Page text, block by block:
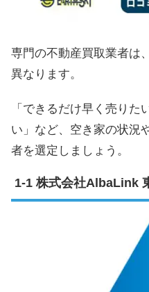
専門の不動産買取業者は
異なります。
「できるだけ早く売りた
い」など、空き家の状況
者を選定しましょう。
株式会社AlbaLink